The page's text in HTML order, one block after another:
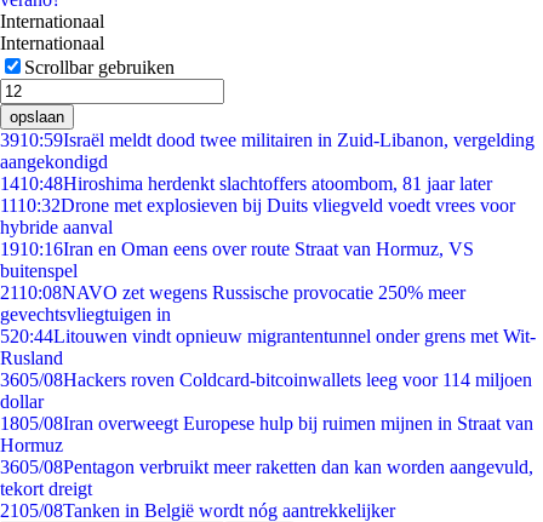
Internationaal
Internationaal
Scrollbar gebruiken
opslaan
3910:59Israël meldt dood twee militairen in Zuid-Libanon, vergelding
aangekondigd
1410:48Hiroshima herdenkt slachtoffers atoombom, 81 jaar later
1110:32Drone met explosieven bij Duits vliegveld voedt vrees voor
hybride aanval
1910:16Iran en Oman eens over route Straat van Hormuz, VS
buitenspel
2110:08NAVO zet wegens Russische provocatie 250% meer
gevechtsvliegtuigen in
520:44Litouwen vindt opnieuw migrantentunnel onder grens met Wit-
Rusland
3605/08Hackers roven Coldcard-bitcoinwallets leeg voor 114 miljoen
dollar
1805/08Iran overweegt Europese hulp bij ruimen mijnen in Straat van
Hormuz
3605/08Pentagon verbruikt meer raketten dan kan worden aangevuld,
tekort dreigt
2105/08Tanken in België wordt nóg aantrekkelijker